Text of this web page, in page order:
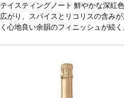
合う料理アペタイザー、グリルした
ロー 80%、カベルネ・フラン 20%*
価格が同様の場合は自動的に次のヴ
テイスティングノート 鮮やかな深紅
広がり、スパイスとリコリスの含み
く心地良い余韻のフィニッシュが続
価格が同様の場合は自動的に次のヴ